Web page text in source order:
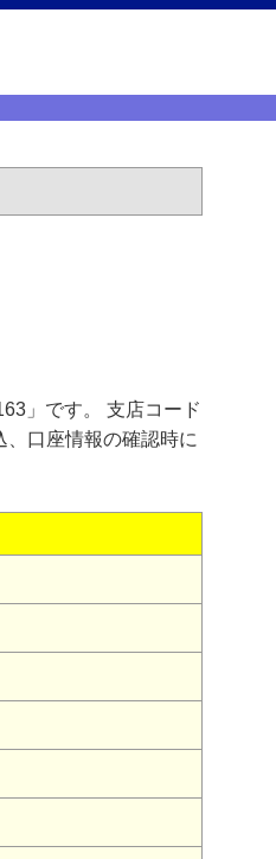
」です。 支店コード
口座情報の確認時に